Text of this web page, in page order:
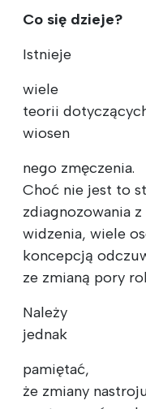
Co się dzieje?
Istnieje
wiele
teorii
wiosen
nego zmęczenia.
Choć nie jest to
zdiagnozowania
widzenia, wiele
koncepcją
ze zmianą pory
Należy
jednak
pamiętać,
że zmiany